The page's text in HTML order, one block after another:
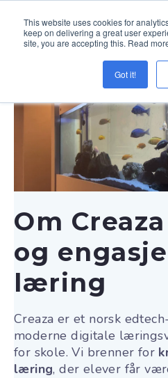
This website uses cookies for
keep on delivering a great user
site, you are accepting this. Read
Got it!
Om
og
læring
Creaza er et norsk
moderne digitale
for skole. Vi brenner for
læring, der elever får